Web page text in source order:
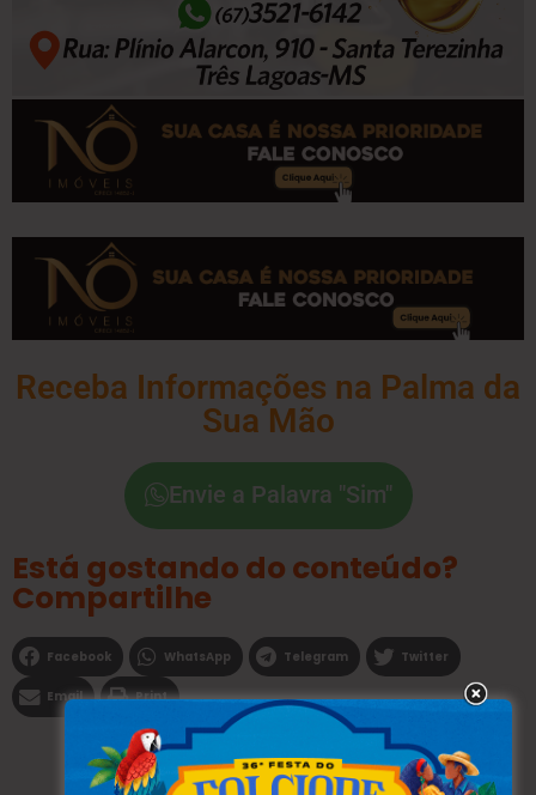
Receba Informações na Palma da
Sua Mão
Envie a Palavra "Sim"
Está gostando do conteúdo?
Compartilhe
Facebook WhatsApp Telegram Twitter
Email Print